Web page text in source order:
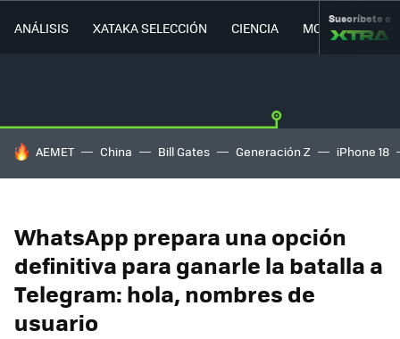
ANÁLISIS XATAKA SELECCIÓN CIENCIA MOVILIDAD
Suscríbete a
HOY SE HABLA DE
AEMET China Bill Gates Generación Z iPhone 18
WhatsApp prepara una opción
definitiva para ganarle la batalla a
Telegram: hola, nombres de
usuario